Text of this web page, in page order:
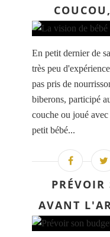
En petit dernier de
très peu
pas pris de
biberons, participé
couche ou joué
petit bébé...
PRÉVOIR
AVANT